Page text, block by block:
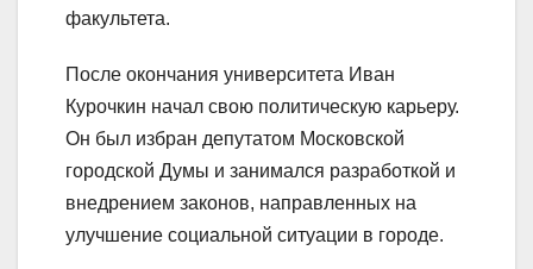
факультета.
После окончания университета Иван
Курочкин начал свою политическую карьеру.
Он был избран депутатом Московской
городской Думы и занимался разработкой и
внедрением законов, направленных на
улучшение социальной ситуации в городе.